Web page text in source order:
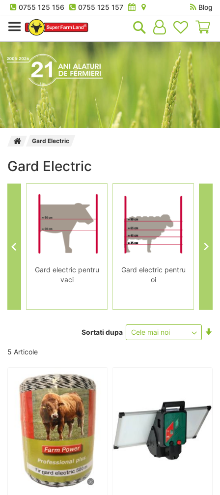
0755 125 156 0755 125 157
Blog
Gard Electric
Gard Electric
Gard electric pentru
vaci
Gard electric pentru
oi
5 Articole
Sortati dupa